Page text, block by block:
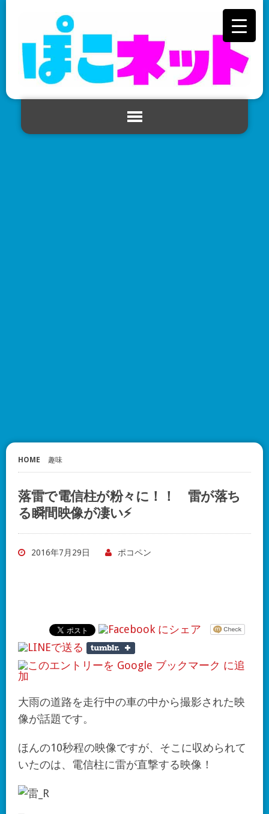
HOME 趣味
落雷で電信柱が粉々に！！ 雷が落ち
る瞬間映像が凄い⚡
2016年7月29日 ポコペン
大雨の道路を走行中の車の中から撮影された映
像が話題です。
ほんの10秒程の映像ですが、そこに収められて
いたのは、電信柱に雷が直撃する映像！